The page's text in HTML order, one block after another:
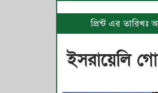
প্রিন্ট এর
ইসরায়েলি